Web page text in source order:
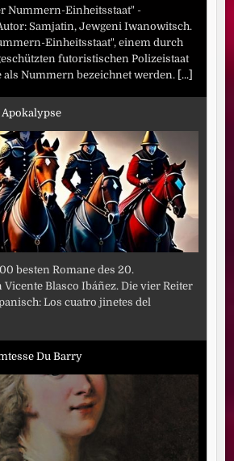
Nummern-Einheitsstaat" -
Samjatin, Jewgeni Iwanowitsch.
Einheitsstaat", einem durch
futoristischen Polizeistaat
als Nummern bezeichnet werden. [...]
besten Romane des 20.
Blasco Ibáñez. Die vier Reiter
Los cuatro jinetes del
Du Barry